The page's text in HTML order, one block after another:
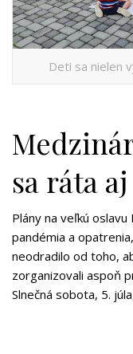
Deti sa nielen
sa ráta
Plány na veľkú
pandémia a
neodradilo od toho,
zorganizovali aspoň
Slnečná sobota, 5.